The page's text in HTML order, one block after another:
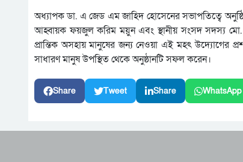
অধ্যাপক ডা. এ জেড এম জাহিদ হোসেনের সভাপতিত্বে
আহ্বায়ক ফয়জুল করিম ময়ুন এবং স্থানীয় সংসদ সদস্য মো.
প্রান্তিক অসহায় মানুষের জন্য নেওয়া এই মহৎ উদ্যোগের
সাধারণ মানুষ উপস্থিত থেকে অনুষ্ঠানটি সফল করেন।
Share Tweet Share WhatsApp